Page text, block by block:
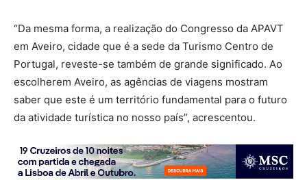
“Da mesma forma, a realização do Congresso da APAVT
em Aveiro, cidade que é a sede da Turismo Centro de
Portugal, reveste-se também de grande significado. Ao
escolherem Aveiro, as agências de viagens mostram
saber que este é um território fundamental para o futuro
da atividade turística no nosso país”, acrescentou.